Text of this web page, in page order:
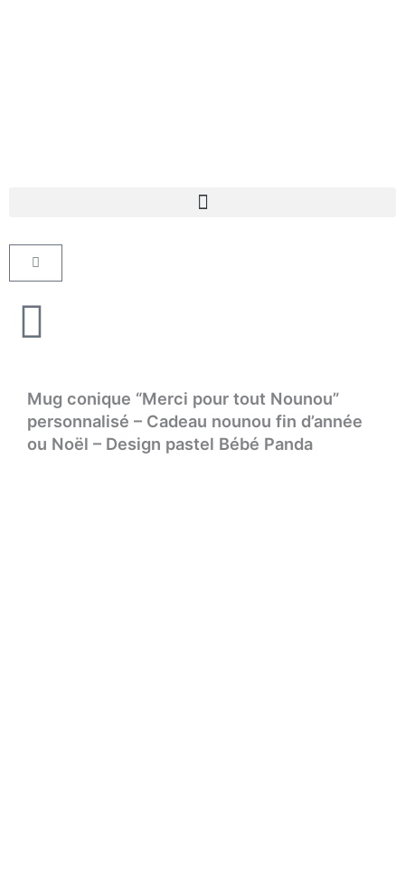
Panier
Mug conique “Merci pour tout Nounou”
personnalisé – Cadeau nounou fin d’année
ou Noël – Design pastel Bébé Panda